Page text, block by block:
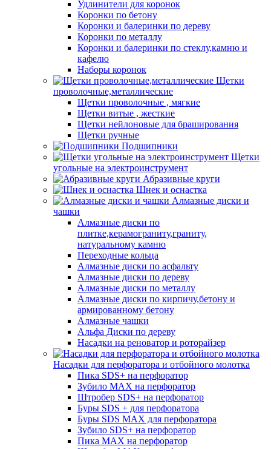
Удлинители для коронок
Коронки по бетону
Коронки и балеринки по дереву
Коронки по металлу
Коронки и балеринки по стеклу,камню и
кафелю
Наборы коронок
Щетки
проволочные,металлические
Щетки проволочные , мягкие
Щетки витые , жесткие
Щетки нейлоновые для браширования
Щетки ручные
Подшипники
Щетки
угольные на электроинструмент
Абразивные круги
Шнек и оснастка
Алмазные диски и
чашки
Алмазные диски по
плитке,керамограниту,граниту,
натуральному камню
Переходные кольца
Алмазные диски по асфальту
Алмазные диски по дереву
Алмазные диски по металлу
Алмазные диски по кирпичу,бетону и
армированному бетону
Алмазные чашки
Альфа Диски по дереву
Насадки на реноватор и роторайзер
Насадки для перфоратора и отбойного молотка
Пика SDS+ на перфоратор
Зубило MAX на перфоратор
Штробер SDS+ на перфоратор
Буры SDS + для перфоратора
Буры SDS MAX для перфоратора
Зубило SDS+ на перфоратор
Пика MAX на перфоратор